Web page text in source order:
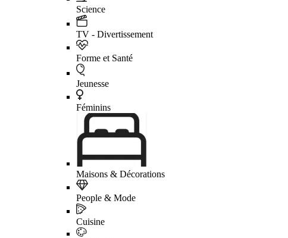
Science
TV - Divertissement
Forme et Santé
Jeunesse
Féminins
Maisons & Décorations
People & Mode
Cuisine